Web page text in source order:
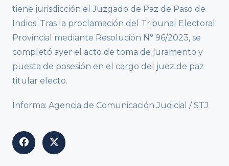
tiene jurisdicción el Juzgado de Paz de Paso de
Indios. Tras la proclamación del Tribunal Electoral
Provincial mediante Resolución N° 96/2023, se
completó ayer el acto de toma de juramento y
puesta de posesión en el cargo del juez de paz
titular electo.
Informa: Agencia de Comunicación Judicial / STJ